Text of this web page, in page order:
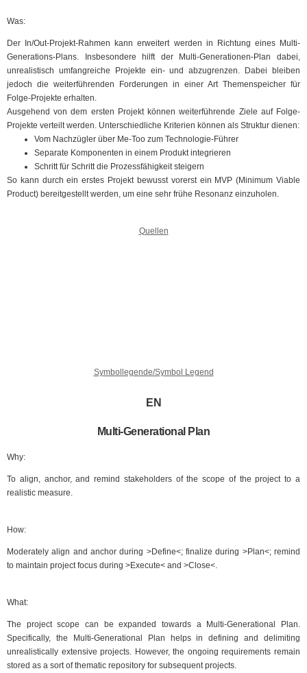
Was:
Der In/Out-Projekt-Rahmen kann erweitert werden in Richtung eines Multi-
Generations-Plans. Insbesondere hilft der Multi-Generationen-Plan dabei,
unrealistisch umfangreiche Projekte ein- und abzugrenzen. Dabei bleiben
jedoch die weiterführenden Forderungen in einer Art Themenspeicher für
Folge-Projekte erhalten.
Ausgehend von dem ersten Projekt können weiterführende Ziele auf Folge-
Projekte verteilt werden. Unterschiedliche Kriterien können als Struktur dienen:
Vom Nachzügler über Me-Too zum Technologie-Führer
Separate Komponenten in einem Produkt integrieren
Schritt für Schritt die Prozessfähigkeit steigern
So kann durch ein erstes Projekt bewusst vorerst ein MVP (Minimum Viable
Product) bereitgestellt werden, um eine sehr frühe Resonanz einzuholen.
Quellen
Symbollegende/Symbol Legend
EN
Multi-Generational Plan
Why:
To align, anchor, and remind stakeholders of the scope of the project to a
realistic measure.
How:
Moderately align and anchor during >Define<; finalize during >Plan<; remind
to maintain project focus during >Execute< and >Close<.
What:
The project scope can be expanded towards a Multi-Generational Plan.
Specifically, the Multi-Generational Plan helps in defining and delimiting
unrealistically extensive projects. However, the ongoing requirements remain
stored as a sort of thematic repository for subsequent projects.